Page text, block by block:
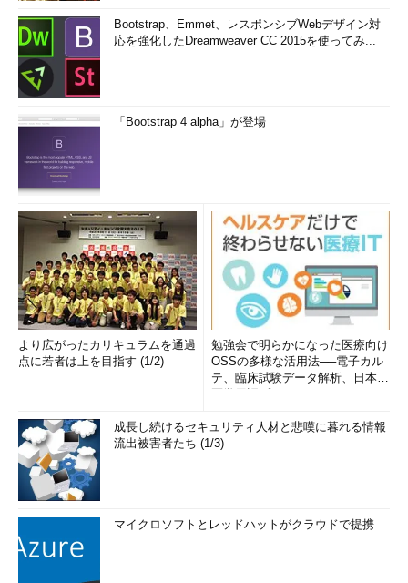
Bootstrap、Emmet、レスポンシブWebデザイン対
応を強化したDreamweaver CC 2015を使ってみ...
「Bootstrap 4 alpha」が登場
より広がったカリキュラムを通過
点に若者は上を目指す (1/2)
勉強会で明らかになった医療向け
OSSの多様な活用法──電子カル
テ、臨床試験データ解析、日本語
成長し続けるセキュリティ人材と悲嘆に暮れる情報
流出被害者たち (1/3)
マイクロソフトとレッドハットがクラウドで提携